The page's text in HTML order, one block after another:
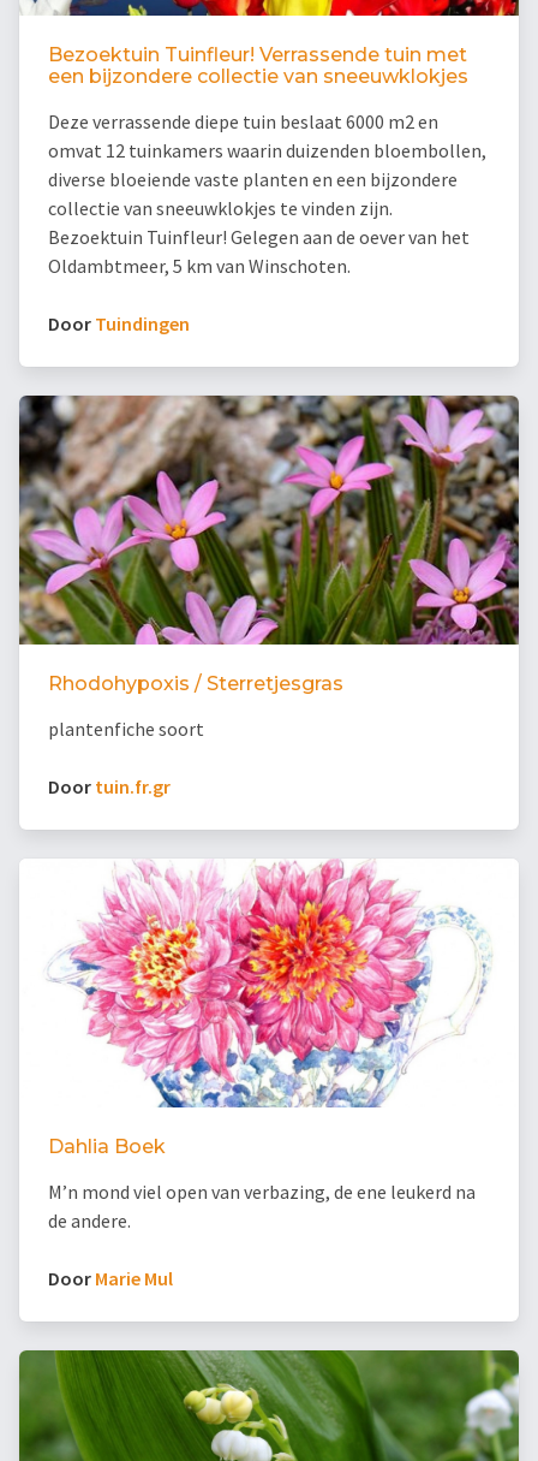
Bezoektuin Tuinfleur! Verrassende tuin met
een bijzondere collectie van sneeuwklokjes
Deze verrassende diepe tuin beslaat 6000 m2 en
omvat 12 tuinkamers waarin duizenden bloembollen,
diverse bloeiende vaste planten en een bijzondere
collectie van sneeuwklokjes te vinden zijn.
Bezoektuin Tuinfleur! Gelegen aan de oever van het
Oldambtmeer, 5 km van Winschoten.
Door Tuindingen
Rhodohypoxis / Sterretjesgras
plantenfiche soort
Door tuin.fr.gr
Dahlia Boek
M’n mond viel open van verbazing, de ene leukerd na
de andere.
Door Marie Mul